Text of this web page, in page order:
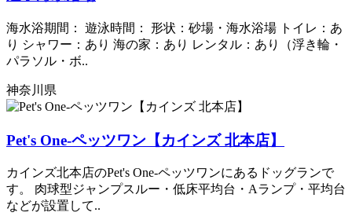
海水浴期間： 遊泳時間： 形状：砂場・海水浴場 トイレ：あ
り シャワー：あり 海の家：あり レンタル：あり（浮き輪・
パラソル・ボ..
神奈川県
Pet's One-ペッツワン【カインズ 北本店】
カインズ北本店のPet's One-ペッツワンにあるドッグランで
す。 肉球型ジャンプスルー・低床平均台・Aランプ・平均台
などが設置して..